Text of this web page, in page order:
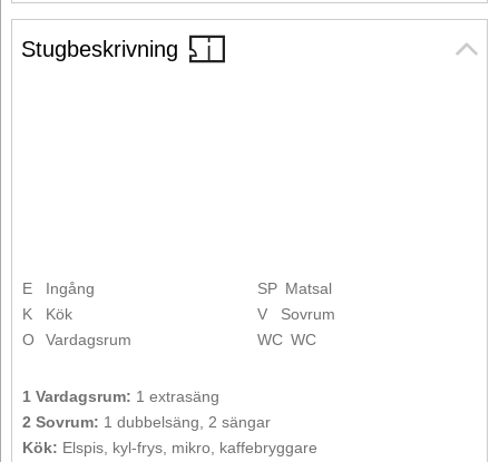
Stugbeskrivning
E
Ingång
K
Kök
O
Vardagsrum
SP Matsal
V
Sovrum
WC WC
1 Vardagsrum: 1 extrasäng
2 Sovrum: 1 dubbelsäng, 2 sängar
Kök: Elspis, kyl-frys, mikro, kaffebryggare